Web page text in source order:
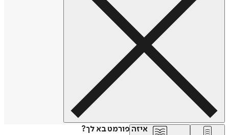
איזה פורמט בא לך?